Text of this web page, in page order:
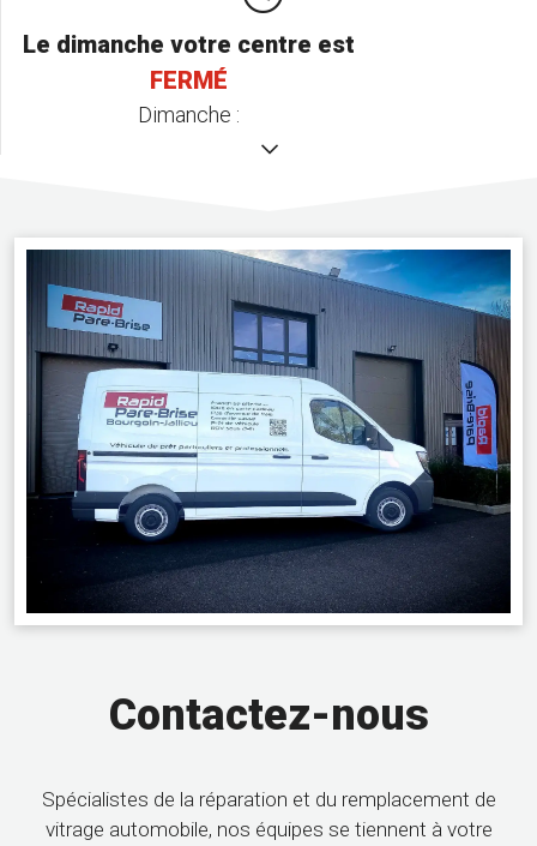
Le dimanche votre centre est
FERMÉ
Dimanche :
Contactez-nous
Spécialistes de la réparation et du remplacement de
vitrage automobile, nos équipes se tiennent à votre